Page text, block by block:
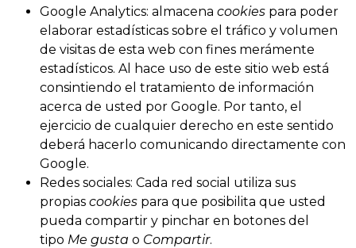
Google Analytics: almacena cookies para poder
elaborar estadísticas sobre el tráfico y volumen
de visitas de esta web con fines merámente
estadísticos. Al hace uso de este sitio web está
consintiendo el tratamiento de información
acerca de usted por Google. Por tanto, el
ejercicio de cualquier derecho en este sentido
deberá hacerlo comunicando directamente con
Google.
Redes sociales: Cada red social utiliza sus
propias cookies para que posibilita que usted
pueda compartir y pinchar en botones del
tipo Me gusta o Compartir.